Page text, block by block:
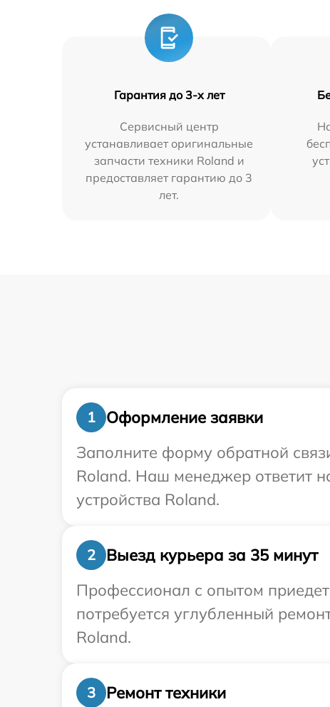
Гарантия до 3-х лет
Сервисный центр
устанавливает оригинальные
запчасти техники Roland и
предоставляет гарантию до 3
лет.
1
Оформление заявки
Заполните форму обратной
Roland. Наш менеджер ответит
устройства Roland.
2
Выезд курьера за 35 минут
Профессионал с опытом
потребуется углубленный
Roland.
3
Ремонт техники